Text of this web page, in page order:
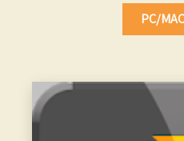
PC/